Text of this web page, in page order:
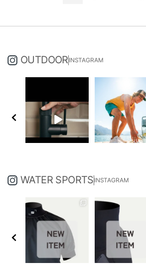
OUTDOOR INSTAGRAM
WATER SPORTS INSTAGRAM